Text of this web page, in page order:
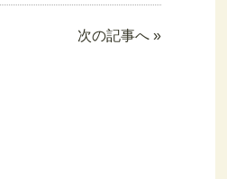
次の記事へ »